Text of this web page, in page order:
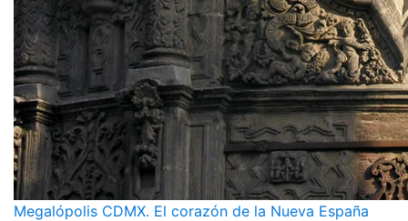
Megalópolis CDMX. El corazón de la Nueva España